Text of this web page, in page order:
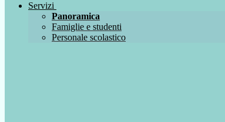
Servizi
Panoramica
Famiglie e studenti
Personale scolastico